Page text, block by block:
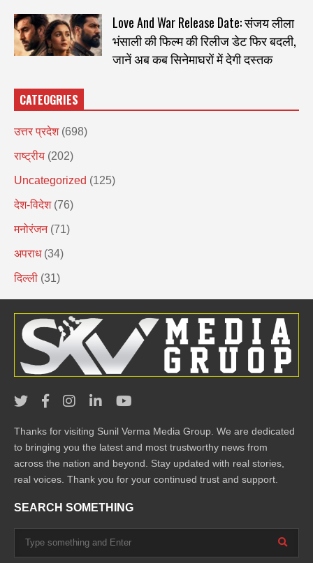
Love And War Release Date: संजय लीला
भंसाली की फिल्म की रिलीज डेट फिर बदली,
जानें अब कब सिनेमाघरों में देगी दस्तक
CATEOGRIES
उत्तर प्रदेश (698)
राष्ट्रीय (202)
Uncategorized (125)
देश-विदेश (76)
मनोरंजन (71)
अपराध (34)
दिल्ली (31)
Thanks for visiting Sunil Verma Media Group. We are dedicated
to bringing you the latest and most trustworthy news from
across the nation and beyond. Stay updated with real stories,
real voices. Thank you for your continued trust and support.
SEARCH SOMETHING